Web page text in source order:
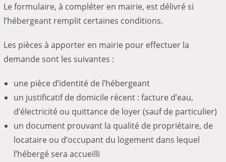
Le formulaire, à compléter en mairie, est délivré si
l’hébergeant remplit certaines conditions.
Les pièces à apporter en mairie pour effectuer la
demande sont les suivantes :
une pièce d’identité de l’hébergeant
un justificatif de domicile récent : facture d’eau,
d’électricité ou quittance de loyer (sauf de particulier)
un document prouvant la qualité de propriétaire, de
locataire ou d’occupant du logement dans lequel
l’hébergé sera accueilli